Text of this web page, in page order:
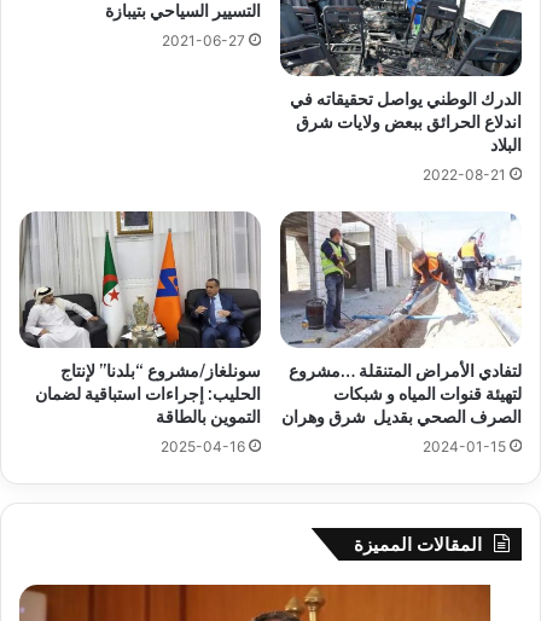
الدرك الوطني يواصل تحقيقاته في
اندلاع الحرائق ببعض ولايات شرق
البلاد
2022-08-21
التسيير السياحي بتيبازة
2021-06-27
لتفادي الأمراض المتنقلة …مشروع
لتهيئة قنوات المياه و شبكات
الصرف الصحي بقديل شرق وهران
2024-01-15
سونلغاز/مشروع “بلدنا” لإنتاج
الحليب: إجراءات استباقية لضمان
التموين بالطاقة
2025-04-16
المقالات المميزة